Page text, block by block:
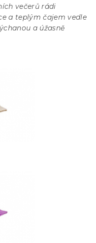
večerů rádi
a teplým čajem vedle
a úžasně